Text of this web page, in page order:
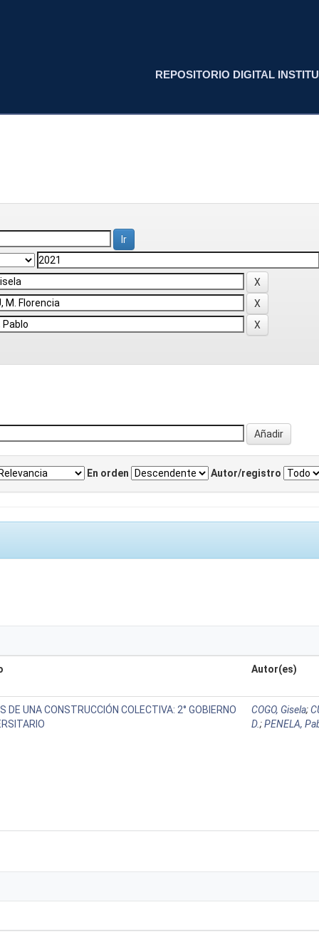
REPOSITORIO DIGITAL
En orden Autor/registro
Autor(es)
DE UNA CONSTRUCCIÓN COLECTIVA: 2° GOBIERNO
COGO, Gisela;
D.;PENELA,